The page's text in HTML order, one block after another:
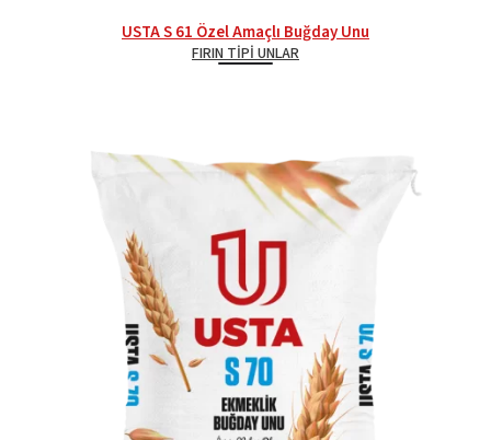
USTA S 61 Özel Amaçlı Buğday Unu
FIRIN TIPI UNLAR